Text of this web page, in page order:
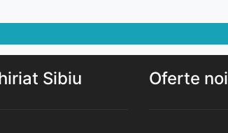
Sibiu Oferte noi